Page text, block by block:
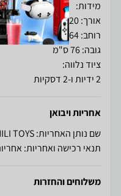
2 ידיות ו-2 דסקיות
אחריות ויבואן
שם נותן האחריות: HILI TOYS
תנאי רכישה ואחריות:
משלוחים והחזרות